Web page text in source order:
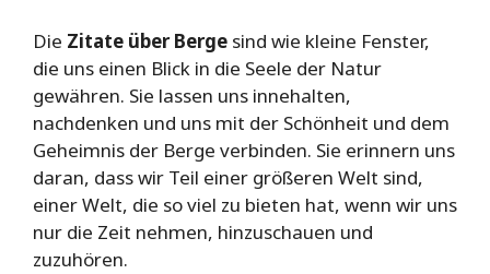
Die Zitate über Berge sind wie kleine Fenster,
die uns einen Blick in die Seele der Natur
gewähren. Sie lassen uns innehalten,
nachdenken und uns mit der Schönheit und dem
Geheimnis der Berge verbinden. Sie erinnern uns
daran, dass wir Teil einer größeren Welt sind,
einer Welt, die so viel zu bieten hat, wenn wir uns
nur die Zeit nehmen, hinzuschauen und
zuzuhören.